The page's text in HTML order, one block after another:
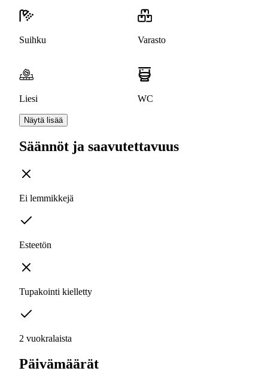
Suihku Varasto
Liesi WC
Näytä lisää
Säännöt ja saavutettavuus
Ei lemmikkejä
Esteetön
Tupakointi kielletty
2 vuokralaista
Päivämäärät